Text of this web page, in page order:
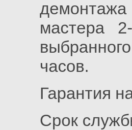
мастера
часов.
Гарантия
Срок